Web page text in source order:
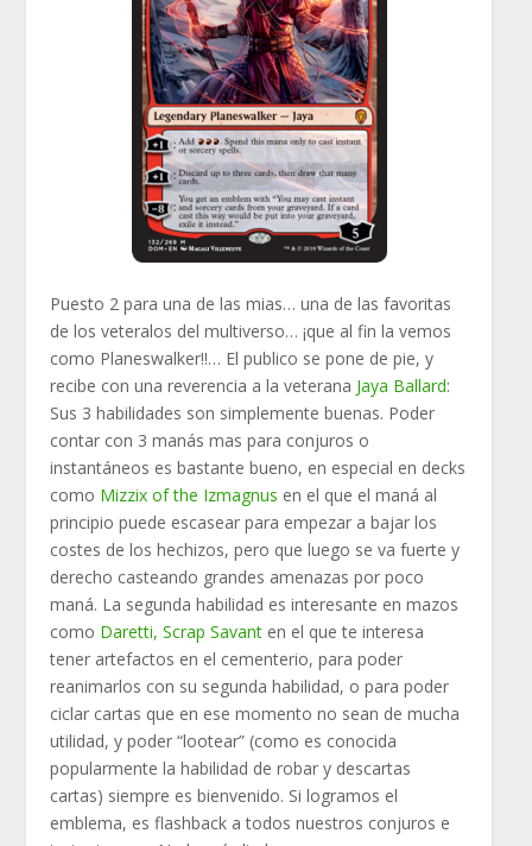
Puesto 2 para una de las mias… una de las favoritas
de los veteralos del multiverso… ¡que al fin la vemos
como Planeswalker!!… El publico se pone de pie, y
recibe con una reverencia a la veterana Jaya Ballard:
Sus 3 habilidades son simplemente buenas. Poder
contar con 3 manás mas para conjuros o
instantáneos es bastante bueno, en especial en decks
como Mizzix of the Izmagnus en el que el maná al
principio puede escasear para empezar a bajar los
costes de los hechizos, pero que luego se va fuerte y
derecho casteando grandes amenazas por poco
maná. La segunda habilidad es interesante en mazos
como Daretti, Scrap Savant en el que te interesa
tener artefactos en el cementerio, para poder
reanimarlos con su segunda habilidad, o para poder
ciclar cartas que en ese momento no sean de mucha
utilidad, y poder “lootear” (como es conocida
popularmente la habilidad de robar y descartas
cartas) siempre es bienvenido. Si logramos el
emblema, es flashback a todos nuestros conjuros e